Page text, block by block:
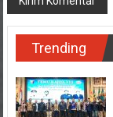
Trending